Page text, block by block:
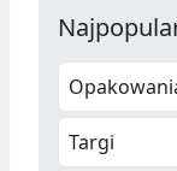
Targi